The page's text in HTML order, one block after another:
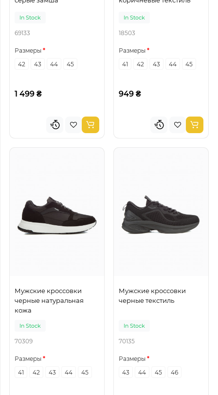
In Stock
69133
Размеры
42
43 44 45
1 499 ₴
In Stock
18503
Размеры
41
42 43 44 45
949 ₴
Мужские кроссовки
черные натуральная
кожа
In Stock
70309
Размеры
41
42 43 44 45
Мужские кроссовки
черные текстиль
In Stock
70135
Размеры
43
44 45 46